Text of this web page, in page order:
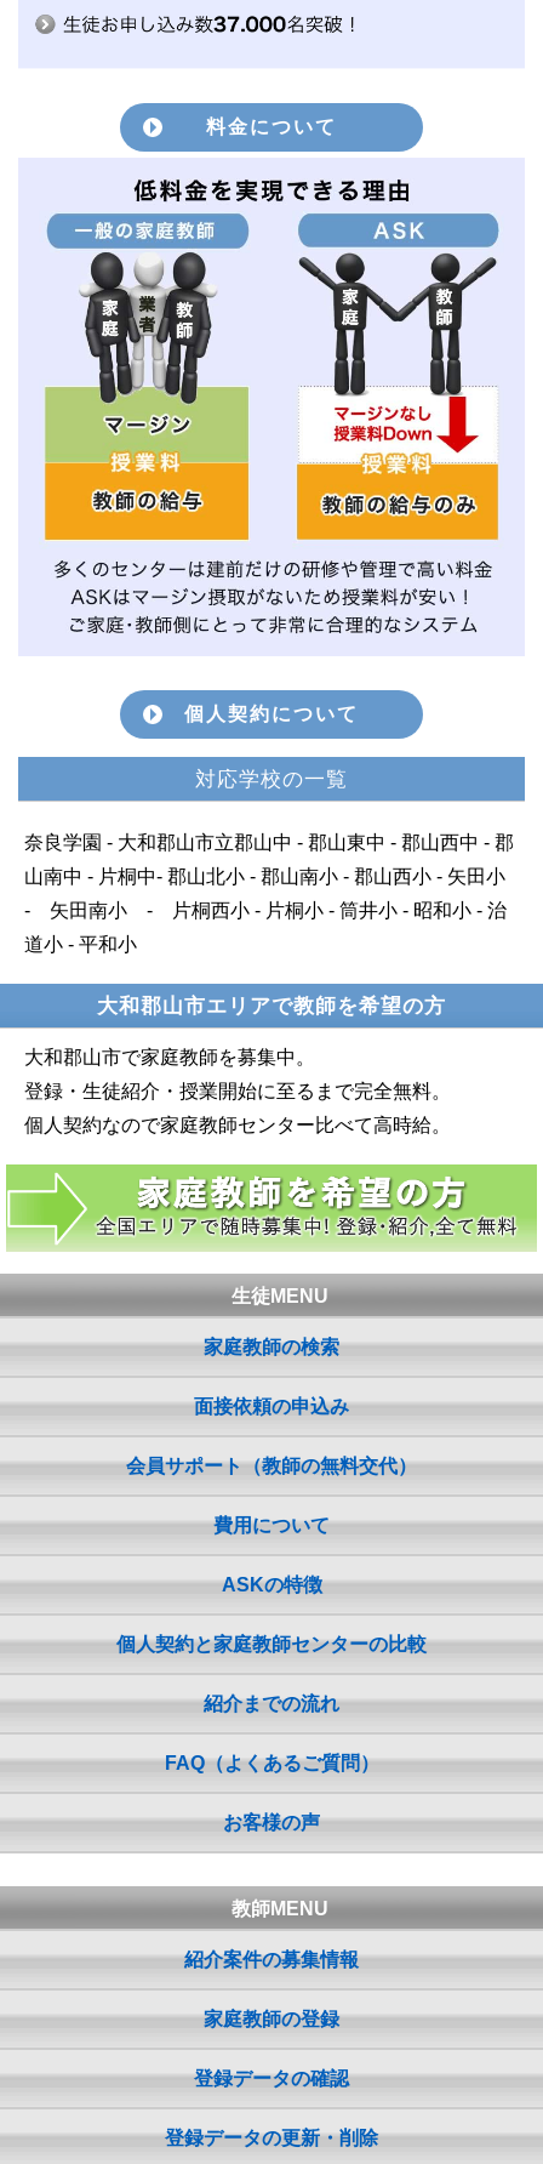
料金について
個人契約について
対応学校の一覧
奈良学園 - 大和郡山市立郡山中 - 郡山東中 - 郡山西中 - 郡
山南中 - 片桐中- 郡山北小 - 郡山南小 - 郡山西小 - 矢田小
- 矢田南小 - 片桐西小 - 片桐小 - 筒井小 - 昭和小 - 治
道小 - 平和小
大和郡山市エリアで教師を希望の方
大和郡山市で家庭教師を募集中。
登録・生徒紹介・授業開始に至るまで完全無料。
個人契約なので家庭教師センター比べて高時給。
生徒MENU
家庭教師の検索
面接依頼の申込み
会員サポート（教師の無料交代）
費用について
ASKの特徴
個人契約と家庭教師センターの比較
紹介までの流れ
FAQ（よくあるご質問）
お客様の声
教師MENU
紹介案件の募集情報
家庭教師の登録
登録データの確認
登録データの更新・削除